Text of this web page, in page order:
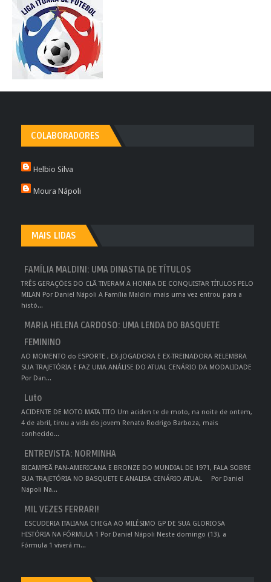
COLABORADORES
Helbio Silva
Moura Nápoli
MAIS LIDAS
FAMÍLIA MALDINI: UMA DINASTIA DE TÍTULOS
TRÊS GERAÇÕES DO CLÃ TIVERAM A HONRA DE CONQUISTAR TÍTULOS PELO
MILAN Por Daniel Nápoli A Família Maldini mais uma vez entrou para a
histó...
MARIA HELENA CARDOSO: UMA LENDA DO BASQUETE
FEMININO
AO MOMENTO do ESPORTE , EX-JOGADORA E EX-TREINADORA RELEMBRA
SUA TRAJETÓRIA E FAZ UMA ANÁLISE DO ATUAL CENÁRIO DA MODALIDADE
Por Dan...
Luto
ACIDENTE DE MOTO MATA TITO Um aciden te de moto, na noite de ontem,
4 de abril, tirou a vida do jovem Renato Rodrigo Barboza, mais
conhecido...
ENTREVISTA: NORMINHA
BICAMPEÃ PAN-AMERICANA E BRONZE DO MUNDIAL DE 1971, FALA SOBRE
SUA TRAJETÓRIA NO BASQUETE E ANALISA CENÁRIO ATUAL Por Daniel
Nápoli Na...
MIL VEZES FERRARI!
ESCUDERIA ITALIANA CHEGA AO MILÉSIMO GP DE SUA GLORIOSA
HISTÓRIA NA FÓRMULA 1 Por Daniel Nápoli Neste domingo (13), a
Fórmula 1 viverá m...